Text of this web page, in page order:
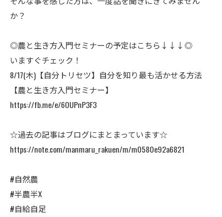
か？
◎農と生き方入門セミナーの予定はこちら↓↓↓◎
いますぐチェック！
8/17(木)ㅤ【自分トリセツ】自分を知り最も活かせる方法
【農と生き方入門セミナー】
https://fb.me/e/6OUPnP3F3
☆過去の記事はブログにまとまっています☆
https://note.com/manmaru_rakuen/m/m0580e92a6821
#自然農
#半農半X
#自給自足